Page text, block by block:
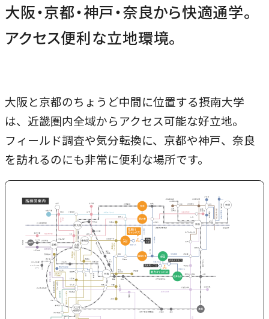
学びの特色
キャンパス・施設紹介
各種取り組み
点検・評価
設置認可・届出関係
学部・大学院トップ
学部
法学部
国際学部
経済学部
現代社会学部
理工学部
薬学部
看護学部
農学部
研究・社会連携
社会連携
学生ボランティアの募集依頼について
学生生活トップ
キャンパスライフ
証明書発行、手続き
学費・奨学金
課外活動
ボランティア
就職・キャリア
就職・キャリア
キャリア支援
就職実績
インターンシップ
就職支援独自プログラム
資格取得サポート
採用ご担当の方へ
在学生の方へ
国際交流
国際交流
グローバルセンター
留学プログラム
危機管理対応
本学への正規留学生に対する支援
本学への短期留学生に対する支援
大阪・京都・神戸・奈良から快適通学。
アクセス便利な立地環境。
大阪と京都のちょうど中間に位置する摂南大学
は、近畿圏内全域からアクセス可能な好立地。
フィールド調査や気分転換に、京都や神戸、奈良
を訪れるのにも非常に便利な場所です。